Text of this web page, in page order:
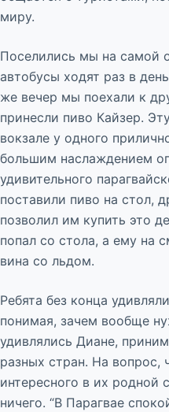
миру.
Поселились мы на самой
автобусы ходят раз в
же вечер мы поехали к
принесли пиво Кайзер.
вокзале у одного
большим наслаждением
удивительного
поставили пиво на стол,
позволил им купить это
попал со стола, а ему на
вина со льдом.
Ребята без конца
понимая, зачем вообще
удивлялись Диане,
разных стран. На вопрос,
интересного в их родной
ничего. “В Парагвае